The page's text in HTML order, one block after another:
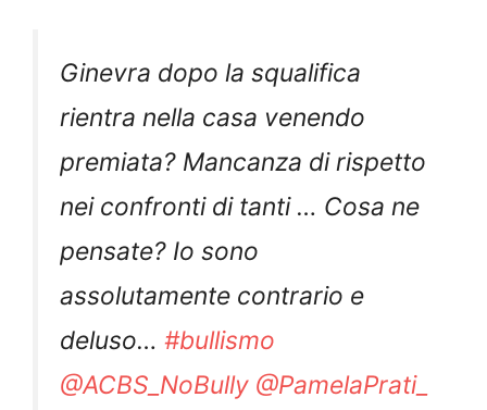
Ginevra dopo la squalifica
rientra nella casa venendo
premiata? Mancanza di rispetto
nei confronti di tanti … Cosa ne
pensate? Io sono
assolutamente contrario e
deluso… #bullismo
@ACBS_NoBully @PamelaPrati_